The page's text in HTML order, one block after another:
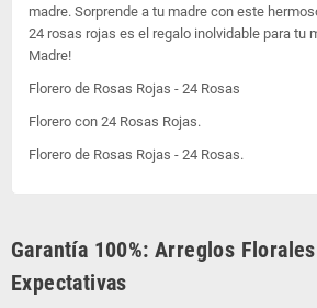
madre. Sorprende a tu madre con este
24 rosas rojas es el regalo inolvidable para tu
Madre!
Florero de Rosas Rojas - 24 Rosas
Florero con 24 Rosas Rojas.
Florero de Rosas Rojas - 24 Rosas.
Garantía 100%: Arreglos
Expectativas